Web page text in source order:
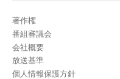
著作権
番組審議会
会社概要
放送基準
個人情報保護方針